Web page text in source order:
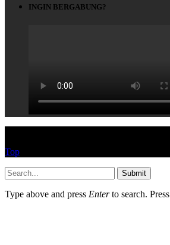
INGIN BERGABUNG?
Top
Submit
Type above and press Enterto search. Press